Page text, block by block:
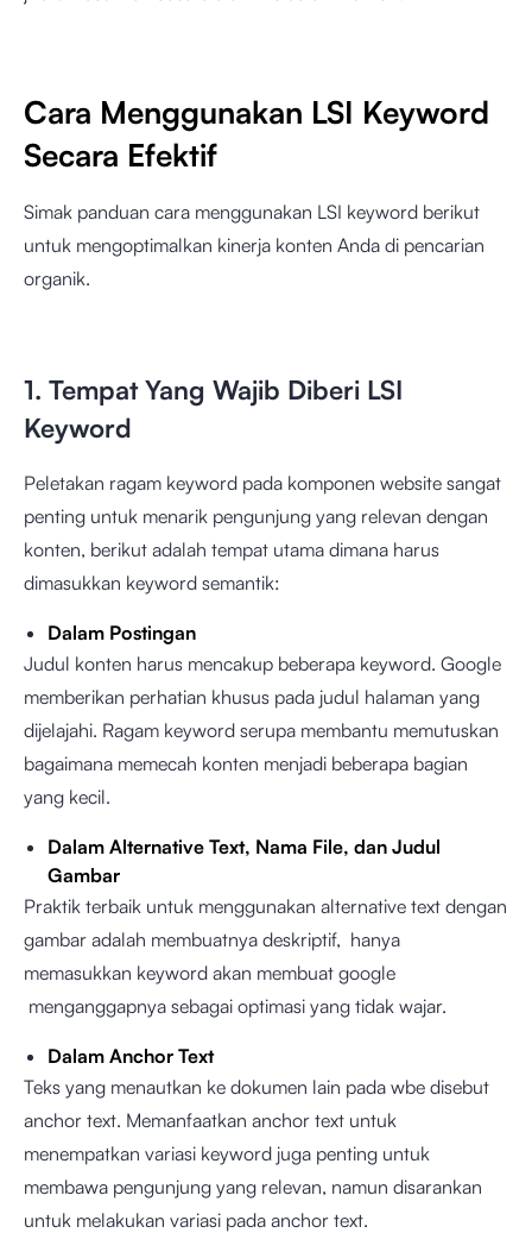
Cara Menggunakan LSI Keyword
Secara Efektif
Simak panduan cara menggunakan LSI keyword berikut
untuk mengoptimalkan kinerja konten Anda di pencarian
organik.
1. Tempat Yang Wajib Diberi LSI
Keyword
Peletakan ragam keyword pada komponen website sangat
penting untuk menarik pengunjung yang relevan dengan
konten, berikut adalah tempat utama dimana harus
dimasukkan keyword semantik:
Dalam Postingan
Judul konten harus mencakup beberapa keyword. Google
memberikan perhatian khusus pada judul halaman yang
dijelajahi. Ragam keyword serupa membantu memutuskan
bagaimana memecah konten menjadi beberapa bagian
yang kecil.
Dalam Alternative Text, Nama File, dan Judul
Gambar
Praktik terbaik untuk menggunakan alternative text dengan
gambar adalah membuatnya deskriptif, hanya
memasukkan keyword akan membuat google
menganggapnya sebagai optimasi yang tidak wajar.
Dalam Anchor Text
Teks yang menautkan ke dokumen lain pada wbe disebut
anchor text. Memanfaatkan anchor text untuk
menempatkan variasi keyword juga penting untuk
membawa pengunjung yang relevan, namun disarankan
untuk melakukan variasi pada anchor text.